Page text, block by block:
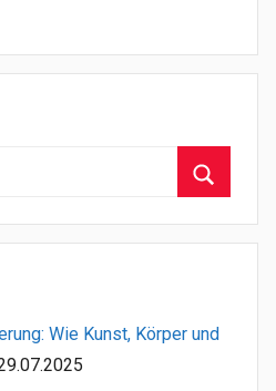
Wie Kunst, Körper und